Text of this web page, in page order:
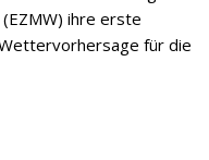
ihre erste
für die